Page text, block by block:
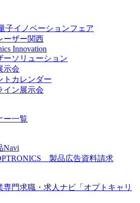
子イノベーションフェア
ーザー関西
Innovation
ーソリューション
示会
トカレンダー
イン展示会
ー一覧
Navi
製品広告資料請求
専門求職・求人ナビ「オプトキャリ